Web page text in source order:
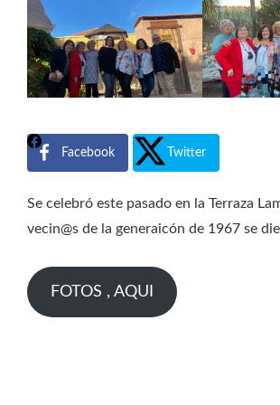
Facebook Twitter
Se celebró este pasado en la Terraza
vecin@s de la generaicón de 1967 se
FOTOS , AQUI